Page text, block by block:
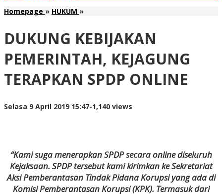
Homepage » HUKUM »DUKUNG
KEJAGUNG
TERAPKAN
SPDP
ONLINE
DUKUNG KEBIJAKAN
PEMERINTAH, KEJAGUNG
TERAPKAN SPDP ONLINE
Selasa 9 April 2019 15:47oleh
-1,140 views
“Kami suga menerapkan SPDP secara online diseluruh
Kejaksaan. SPDP tersebut kami kirimkan ke Sekretariat
Aksi Pemberantasan Tindak Pidana Korupsi yang ada di
Komisi Pemberantasan Korupsi (KPK). Termasuk dari